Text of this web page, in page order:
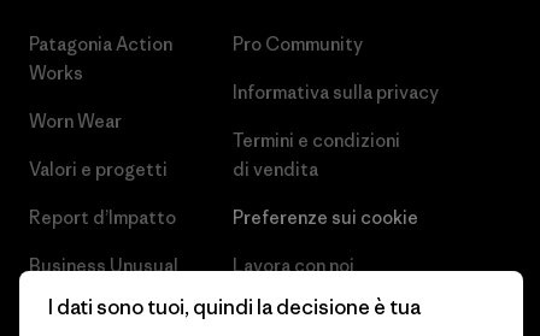
Patagonia Action
Works
Worn Wear
Valori e progetti
Report d’Impatto
Business Unusual
Obiettivi climatici
Pro Community
Informativa sulla privacy
Termini e condizioni
di vendita
Preferenze sui cookie
Lavora con noi
Stampa e media
I dati sono tuoi, quindi la decisione è tua